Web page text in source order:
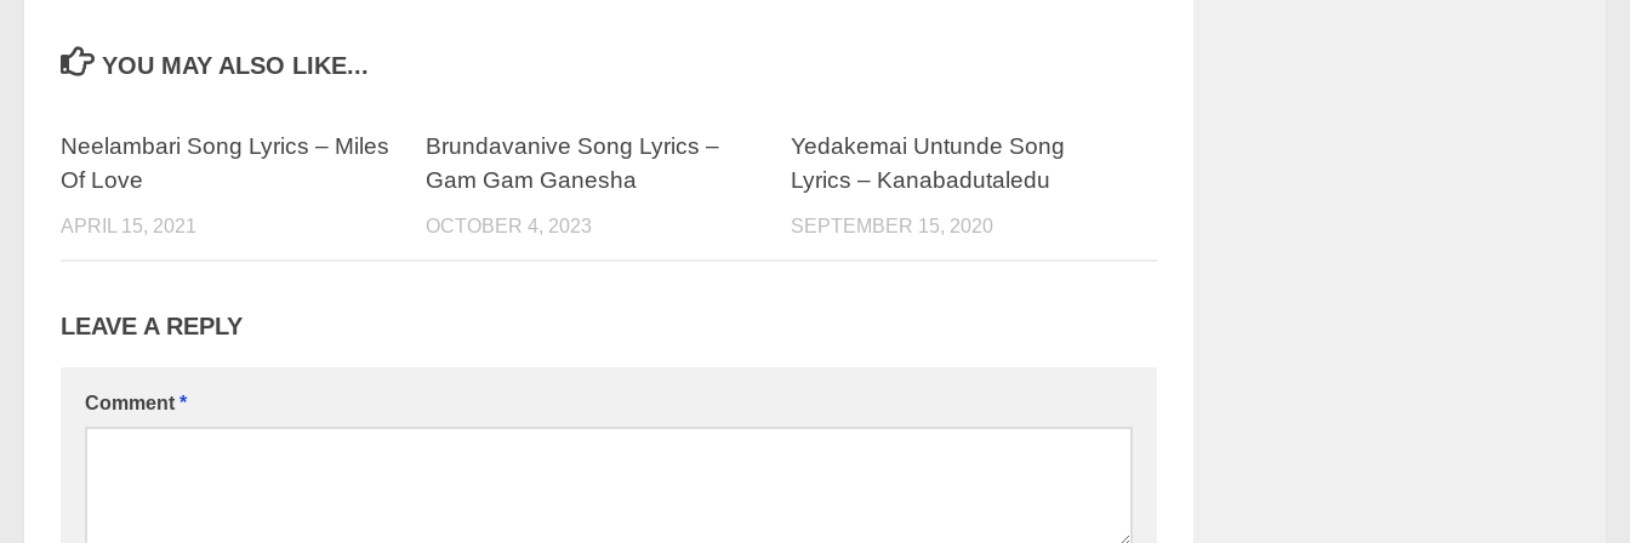
YOU MAY ALSO LIKE...
Neelambari Song Lyrics – Miles
Of Love
APRIL 15, 2021
Brundavanive Song Lyrics –
Gam Gam Ganesha
OCTOBER 4, 2023
Yedakemai Untunde Song
Lyrics – Kanabadutaledu
SEPTEMBER 15, 2020
LEAVE A REPLY
Comment *